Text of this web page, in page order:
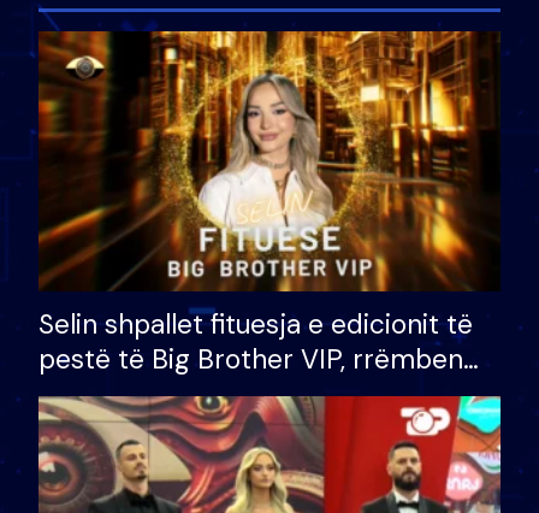
Selin shpallet fituesja e edicionit të
pestë të Big Brother VIP, rrëmben
çmimin e madh prej 100 mijë eurosh